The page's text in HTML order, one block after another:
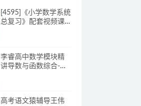
[4595]《小学数学系统
总复习》配套视频课
李睿高中数学模块精
讲导数与函数综合-百
高考语文猿辅导王伟